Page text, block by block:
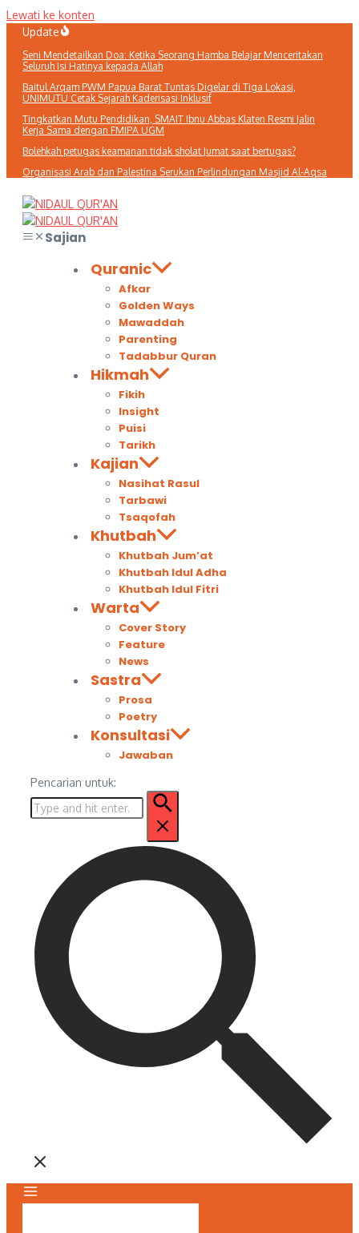
Lewati ke konten
Update
Seni Mendetailkan Doa: Ketika Seorang Hamba Belajar Menceritakan
Seluruh Isi Hatinya kepada Allah
Baitul Arqam PWM Papua Barat Tuntas Digelar di Tiga Lokasi,
UNIMUTU Cetak Sejarah Kaderisasi Inklusif
Tingkatkan Mutu Pendidikan, SMAIT Ibnu Abbas Klaten Resmi Jalin
Kerja Sama dengan FMIPA UGM
Bolehkah petugas keamanan tidak sholat Jumat saat bertugas?
Organisasi Arab dan Palestina Serukan Perlindungan Masjid Al-Aqsa
Sajian
Quranic
Afkar
Golden Ways
Mawaddah
Parenting
Tadabbur Quran
Hikmah
Fikih
Insight
Puisi
Tarikh
Kajian
Nasihat Rasul
Tarbawi
Tsaqofah
Khutbah
Khutbah Jum’at
Khutbah Idul Adha
Khutbah Idul Fitri
Warta
Cover Story
Feature
News
Sastra
Prosa
Poetry
Konsultasi
Jawaban
Pencarian untuk: